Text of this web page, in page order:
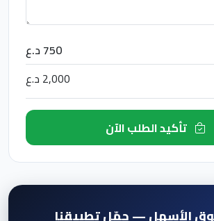
750 د.ع
2,000 د.ع
الأسهل — حمّل تطبيقنا